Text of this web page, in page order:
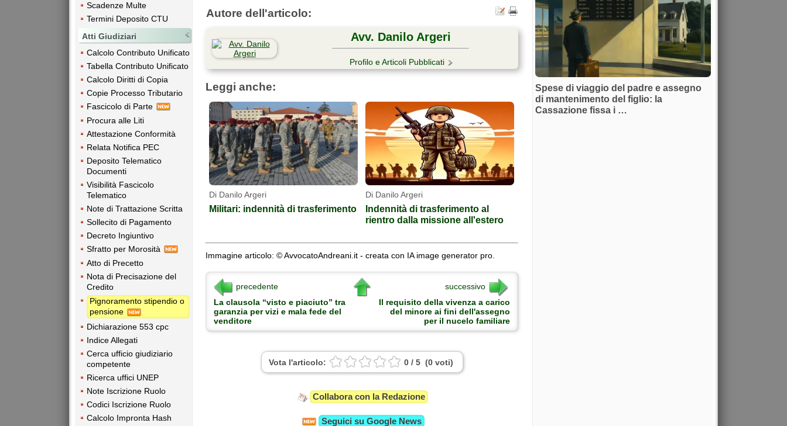
Scadenze Multe
Termini Deposito CTU
Atti Giudiziari
Calcolo Contributo Unificato
Tabella Contributo Unificato
Calcolo Diritti di Copia
Copie Processo Tributario
Fascicolo di Parte
Procura alle Liti
Attestazione Conformità
Relata Notifica PEC
Deposito Telematico
Documenti
Visibilità Fascicolo
Telematico
Note di Trattazione Scritta
Sollecito di Pagamento
Decreto Ingiuntivo
Sfratto per Morosità
Atto di Precetto
Nota di Precisazione del
Credito
Pignoramento stipendio o
pensione
Dichiarazione 553 cpc
Indice Allegati
Cerca ufficio giudiziario
competente
Ricerca uffici UNEP
Note Iscrizione Ruolo
Codici Iscrizione Ruolo
Calcolo Impronta Hash
Autore dell'articolo:
Avv. Danilo Argeri
Profilo e Articoli Pubblicati
Leggi anche:
Di Danilo Argeri
Militari: indennità di trasferimento
Di Danilo Argeri
Indennità di trasferimento al
rientro dalla missione all'estero
Immagine articolo: © AvvocatoAndreani.it - creata con IA image generator pro.
precedente
successivo
La clausola “visto e piaciuto” tra
garanzia per vizi e mala fede del
venditore
Il requisito della vivenza a carico
del minore ai fini dell'assegno
per il nucelo familiare
Vota l'articolo: 0/ 5 (0 voti)
Collabora con la Redazione
Seguici su Google News
Spese di viaggio del padre e assegno
di mantenimento del figlio: la
Cassazione fissa i …